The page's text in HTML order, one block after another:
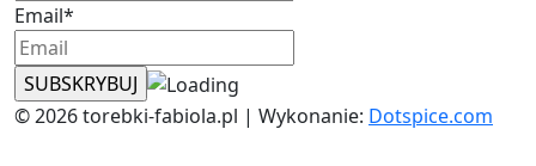
Email*
© 2026 torebki-fabiola.pl | Wykonanie: Dotspice.com